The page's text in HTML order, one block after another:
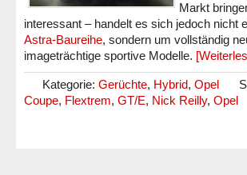
Markt
interessant – handelt es sich jedoch nicht
Astra-Baureihe, sondern um vollständig
imageträchtige sportive Modelle.
Kategorie: Gerüchte, Hybrid, Opel
Coupe, Flextrem, GT/E, Nick Reilly, Opel